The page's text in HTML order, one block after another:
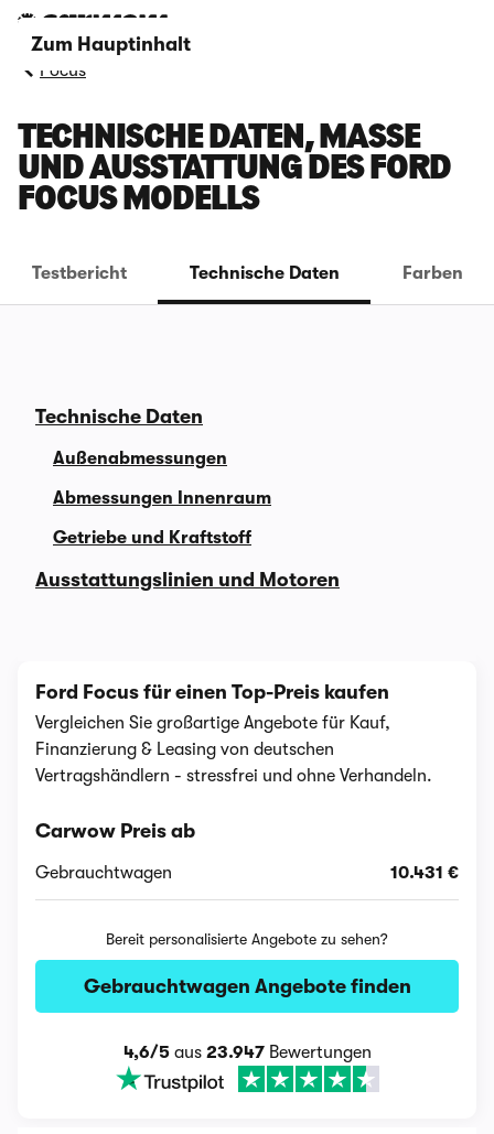
Zum Hauptinhalt
Focus
TECHNISCHE DATEN, MASSE U
ND AUSSTATTUNG DES FORD F
OCUS MODELLS
Testbericht Technische Daten Farben
Technische Daten
Außenabmessungen
Abmessungen Innenraum
Getriebe und Kraftstoff
Ausstattungslinien und Motoren
Ford Focus für einen Top-Preis kaufen
Vergleichen Sie großartige Angebote für Kauf,
Finanzierung & Leasing von deutschen
Vertragshändlern - stressfrei und ohne Verhandeln.
Carwow Preis ab
Gebrauchtwagen 10.431 €
Bereit personalisierte Angebote zu sehen?
Gebrauchtwagen Angebote finden
4,6/5aus 23.947Bewertungen